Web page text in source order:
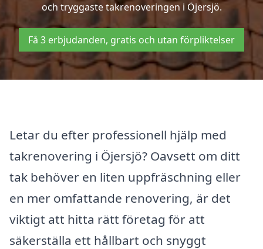
och tryggaste takrenoveringen i Öjersjö.
Få 3 erbjudanden, gratis och utan förpliktelser
Letar du efter professionell hjälp med
takrenovering i Öjersjö? Oavsett om ditt
tak behöver en liten uppfräschning eller
en mer omfattande renovering, är det
viktigt att hitta rätt företag för att
säkerställa ett hållbart och snyggt